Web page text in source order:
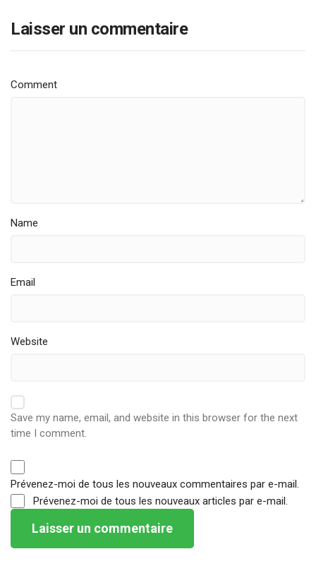
Laisser un commentaire
Comment
Name
Email
Website
Save my name, email, and website in this browser for the next
time I comment.
Prévenez-moi de tous les nouveaux commentaires par e-mail.
Prévenez-moi de tous les nouveaux articles par e-mail.